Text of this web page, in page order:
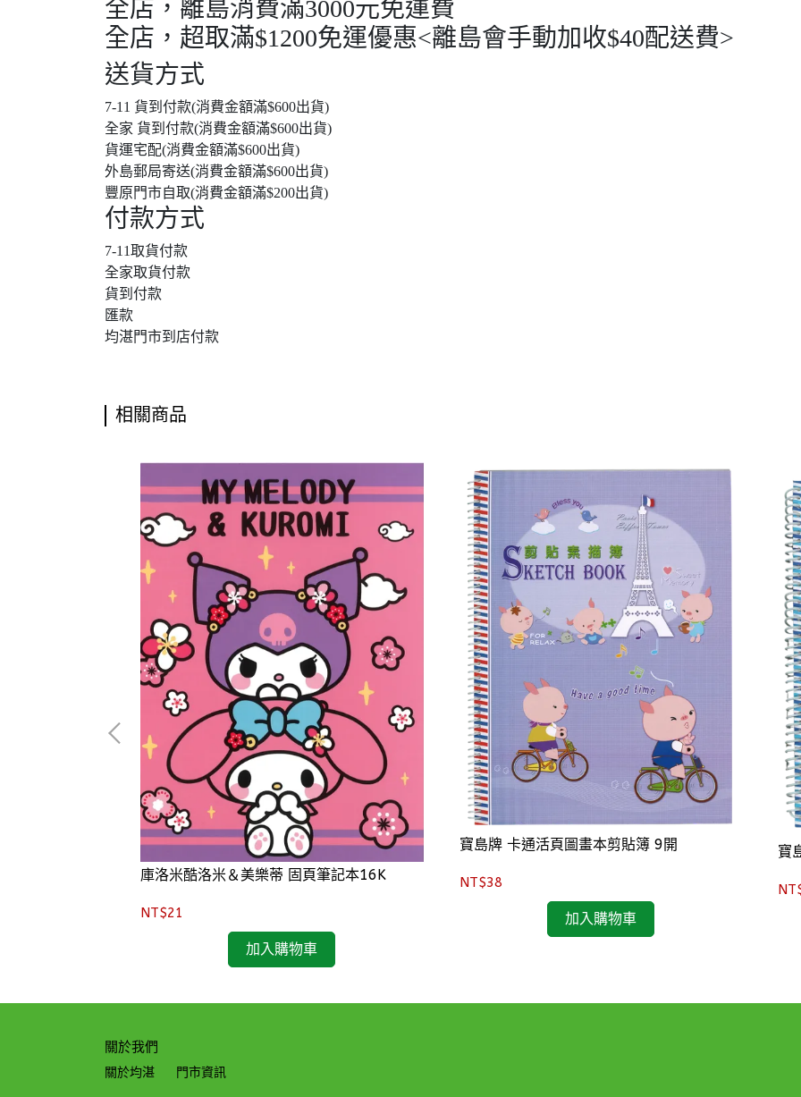
全店，離島消費滿3000元免運費
全店，超取滿$1200免運優惠<離島會手動加收$40配送費>
送貨方式
7-11 貨到付款(消費金額滿$600出貨)
全家 貨到付款(消費金額滿$600出貨)
貨運宅配(消費金額滿$600出貨)
外島郵局寄送(消費金額滿$600出貨)
豐原門市自取(消費金額滿$200出貨)
付款方式
7-11取貨付款
全家取貨付款
貨到付款
匯款
均湛門市到店付款
相關商品
庫洛米酷洛米＆美樂蒂 固頁筆記本16K
NT$21
加入購物車
寶島牌 卡通活頁圖畫本剪貼簿 9開
NT$38
加入購物車
寶
關於我們
關於均湛 門市資訊